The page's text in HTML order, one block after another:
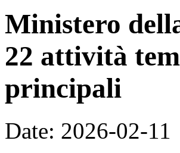
Ministero
22 attività
principali
Date: 2026-02-11